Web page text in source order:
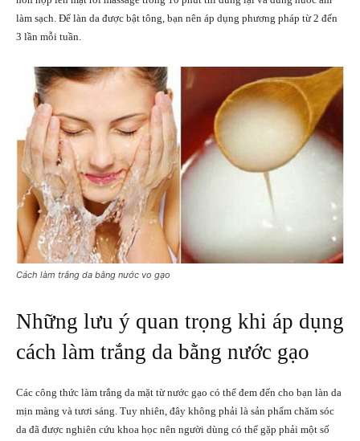
làm sạch. Để làn da được bật tông, bạn nên áp dụng phương pháp từ 2 đến
3 lần mỗi tuần.
Cách làm trắng da bằng nước vo gạo
Những lưu ý quan trọng khi áp dụng
cách làm trắng da bằng nước gạo
Các công thức làm trắng da mặt từ nước gạo có thể đem đến cho bạn làn da
mịn màng và tươi sáng. Tuy nhiên, đây không phải là sản phẩm chăm sóc
da đã được nghiên cứu khoa học nên người dùng có thể gặp phải một số